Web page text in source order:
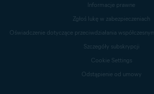
Informacje prawne
Zgłoś lukę w zabezpieczeniach
Oświadczenie dotyczące przeciwdziałania
Szczegóły subskrypcji
Cookie Settings
Odstąpienie od umowy